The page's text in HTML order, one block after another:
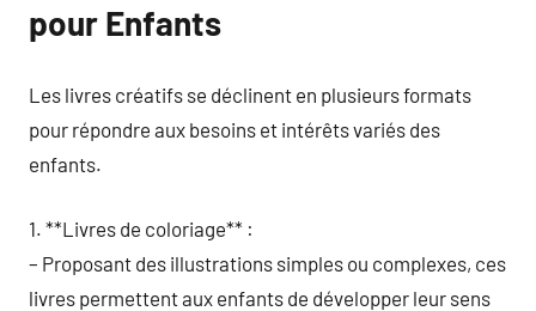
pour Enfants
Les livres créatifs se déclinent en plusieurs formats
pour répondre aux besoins et intérêts variés des
enfants.
1. **Livres de coloriage** :
– Proposant des illustrations simples ou complexes, ces
livres permettent aux enfants de développer leur sens